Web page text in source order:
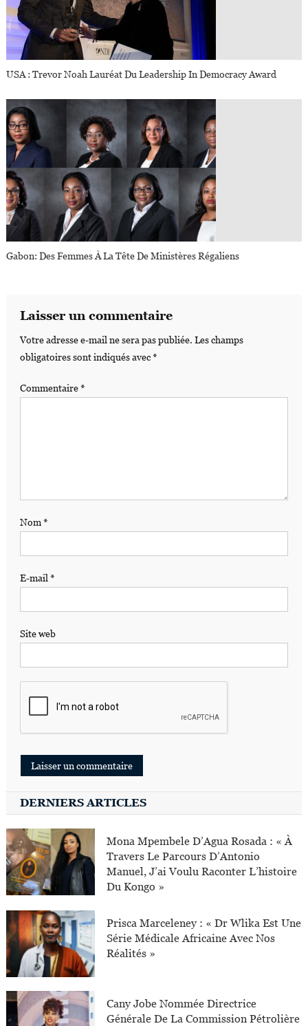
USA : Trevor Noah Lauréat Du Leadership In Democracy Award
Gabon: Des Femmes À La Tête De Ministères Régaliens
Laisser un commentaire
Votre adresse e-mail ne sera pas publiée. Les champs
obligatoires sont indiqués avec*
Commentaire*
Nom*
E-mail *
Site web
DERNIERS ARTICLES
Mona Mpembele D’Agua Rosada : « À
Travers Le Parcours D’Antonio
Manuel, J’ai Voulu Raconter L’histoire
Du Kongo »
Prisca Marceleney : « Dr Wlika Est Une
Série Médicale Africaine Avec Nos
Réalités »
Cany Jobe Nommée Directrice
Générale De La Commission Pétrolière